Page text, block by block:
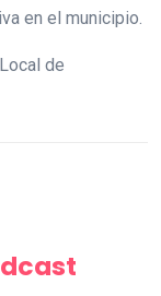
en el municipio.
de